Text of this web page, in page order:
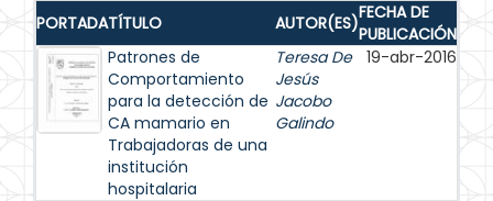
PORTADATÍTULO AUTOR(ES)FECHA DE
PUBLICACIÓN
Patrones de
Comportamiento
para la detección de
CA mamario en
Trabajadoras de una
institución
hospitalaria
Teresa De
Jesús
Jacobo
Galindo
19-abr-2016